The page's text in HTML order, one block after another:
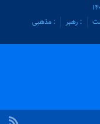
: رهبر
: مذهبی